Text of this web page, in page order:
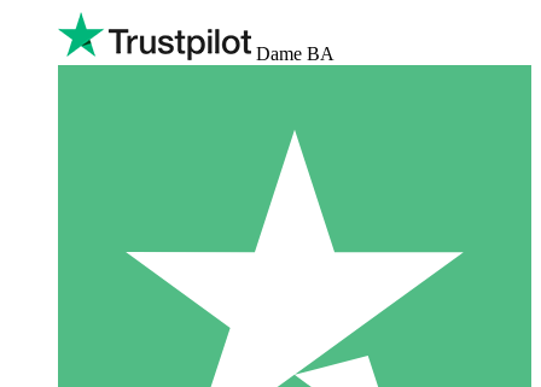
Dame BA